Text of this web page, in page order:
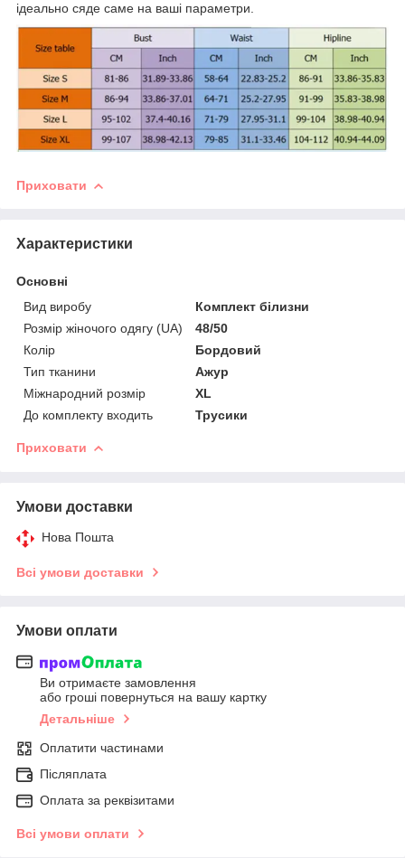
ідеально сяде саме на ваші параметри.
Приховати
Характеристики
Основні
Вид виробу
Комплект білизни
Розмір жіночого одягу (UA)
48/50
Колір
Бордовий
Тип тканини
Ажур
Міжнародний розмір
XL
До комплекту входить
Трусики
Приховати
Умови доставки
Нова Пошта
Всі умови доставки
Умови оплати
Ви отримаєте замовлення
або гроші повернуться на вашу картку
Детальніше
Оплатити частинами
Післяплата
Оплата за реквізитами
Всі умови оплати